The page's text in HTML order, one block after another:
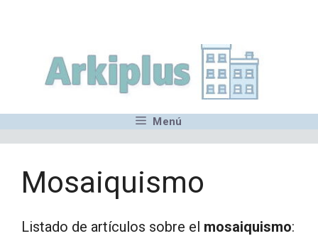
contenido
Menú
Mosaiquismo
Listado de artículos sobre el mosaiquismo: